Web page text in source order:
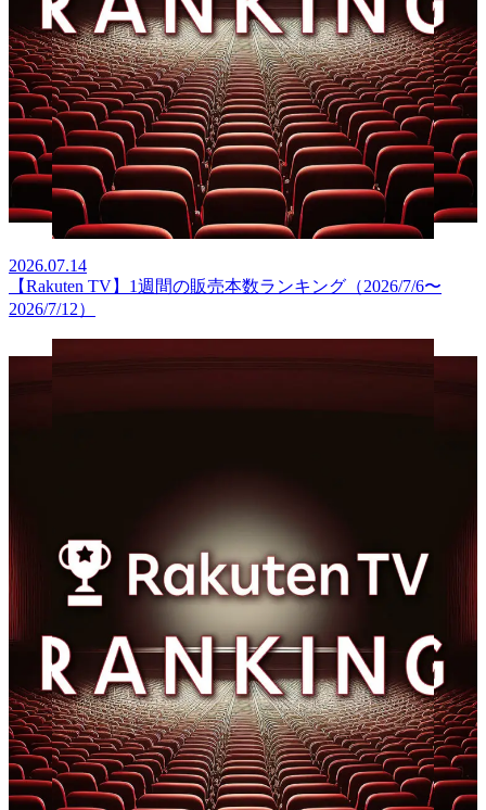
2026.07.14
【Rakuten TV】1週間の販売本数ランキング（2026/7/6〜
2026/7/12）